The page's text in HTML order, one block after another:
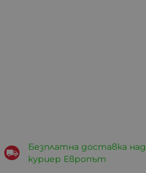
Безплатна доставка над
куриер Европът